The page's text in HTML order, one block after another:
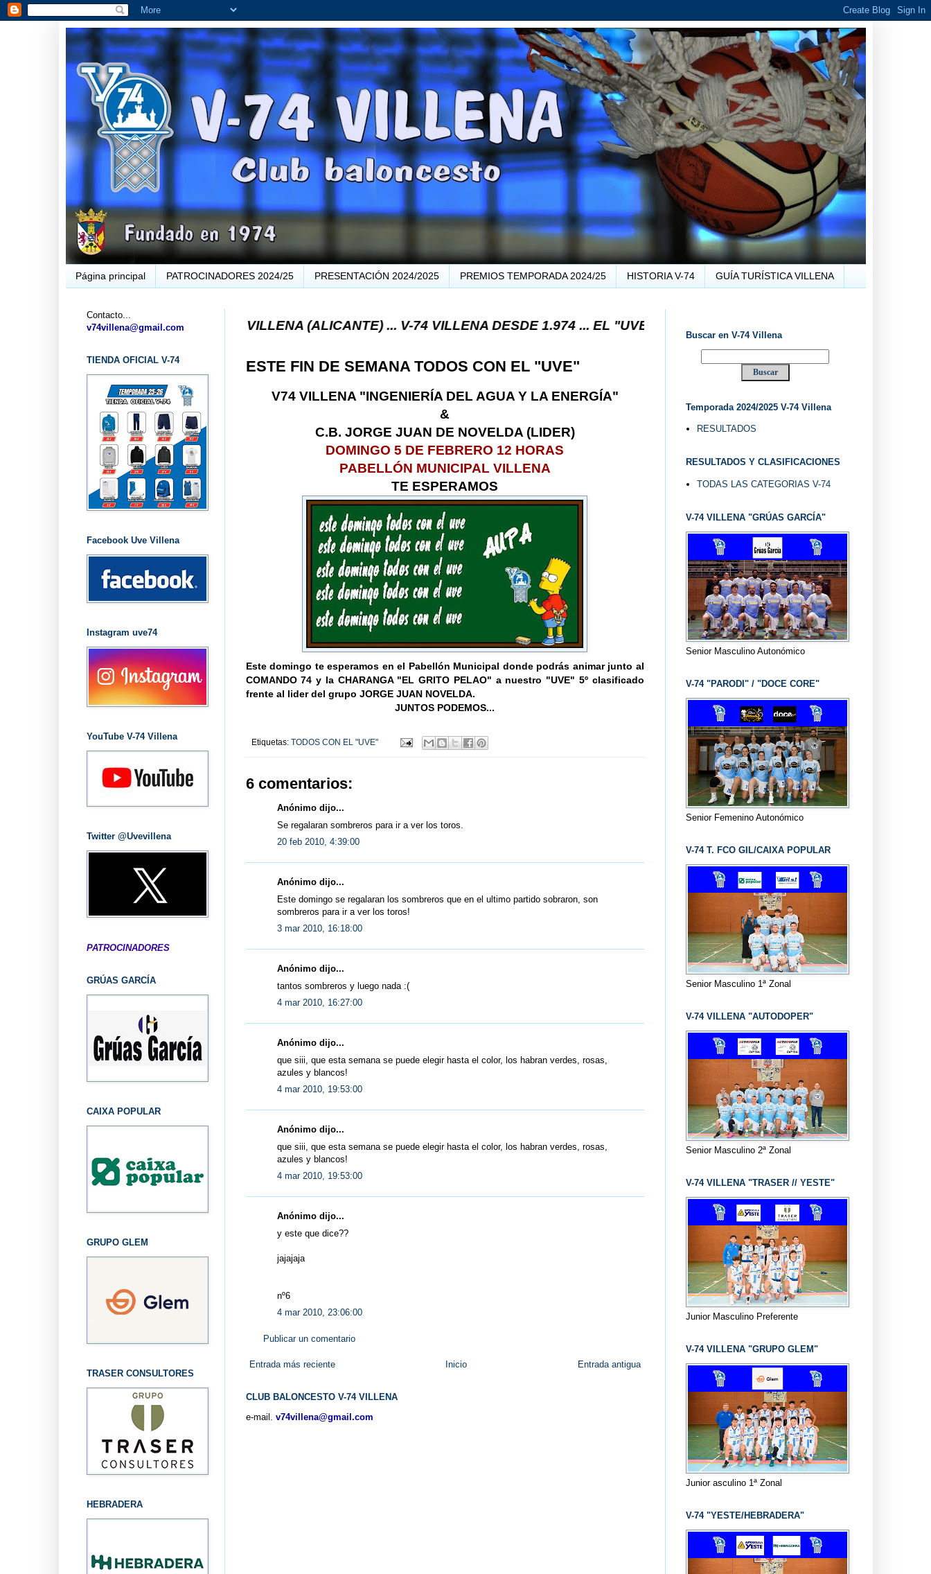
Página principal PATROCINADORES 2024/25 PRESENTACIÓN 2024/2025 PREMIOS TEMPORADA 2024/25 HISTORIA V-74 GUÍA TURÍSTICA VILLENA
CLUB BALONCESTO V-74 VILLENA (ALICANTE) ... V-74 VILLENA DESDE 1.974 ... EL "UVE" ...
ESTE FIN DE SEMANA TODOS CON EL "UVE"
V74 VILLENA "INGENIERÍA DEL AGUA Y LA ENERGÍA"
&
C.B. JORGE JUAN DE NOVELDA (LIDER)
DOMINGO 5 DE FEBRERO 12 HORAS
PABELLÓN MUNICIPAL VILLENA
TE ESPERAMOS
Este domingo te esperamos en el Pabellón Municipal donde podrás animar junto al
COMANDO 74 y la CHARANGA "EL GRITO PELAO" a nuestro "UVE" 5º clasificado
frente al lider del grupo JORGE JUAN NOVELDA.
JUNTOS PODEMOS...
Etiquetas: TODOS CON EL "UVE"
6 comentarios:
Anónimo dijo...
Se regalaran sombreros para ir a ver los toros.
20 feb 2010, 4:39:00
Anónimo dijo...
Este domingo se regalaran los sombreros que en el ultimo partido sobraron, son
sombreros para ir a ver los toros!
3 mar 2010, 16:18:00
Anónimo dijo...
tantos sombreros y luego nada :(
4 mar 2010, 16:27:00
Anónimo dijo...
que siii, que esta semana se puede elegir hasta el color, los habran verdes, rosas,
azules y blancos!
4 mar 2010, 19:53:00
Anónimo dijo...
que siii, que esta semana se puede elegir hasta el color, los habran verdes, rosas,
azules y blancos!
4 mar 2010, 19:53:00
Anónimo dijo...
y este que dice??
jajajaja
nº6
4 mar 2010, 23:06:00
Publicar un comentario
Entrada más reciente Entrada antigua
Inicio
CLUB BALONCESTO V-74 VILLENA
e-mail. v74villena@gmail.com
Contacto...
v74villena@gmail.com
TIENDA OFICIAL V-74
Facebook Uve Villena
Instagram uve74
YouTube V-74 Villena
Twitter @Uvevillena
PATROCINADORES
GRÚAS GARCÍA
CAIXA POPULAR
GRUPO GLEM
TRASER CONSULTORES
HEBRADERA
Buscar en V-74 Villena
Temporada 2024/2025 V-74 Villena
RESULTADOS
RESULTADOS Y CLASIFICACIONES
TODAS LAS CATEGORIAS V-74
V-74 VILLENA "GRÚAS GARCÍA"
Senior Masculino Autonómico
V-74 "PARODI" / "DOCE CORE"
Senior Femenino Autonómico
V-74 T. FCO GIL/CAIXA POPULAR
Senior Masculino 1ª Zonal
V-74 VILLENA "AUTODOPER"
Senior Masculino 2ª Zonal
V-74 VILLENA "TRASER // YESTE"
Junior Masculino Preferente
V-74 VILLENA "GRUPO GLEM"
Junior asculino 1ª Zonal
V-74 "YESTE/HEBRADERA"